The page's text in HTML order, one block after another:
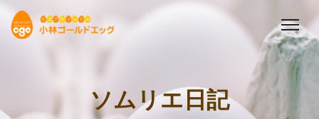
ソムリエ日記